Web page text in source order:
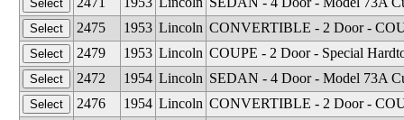
2475
1953 Lincoln CONVERTIBLE - 2 Door -
2479
1953 Lincoln COUPE - 2 Door - Special
2472
1954 Lincoln SEDAN - 4 Door - Model 73A
2476
1954 Lincoln CONVERTIBLE - 2 Door -